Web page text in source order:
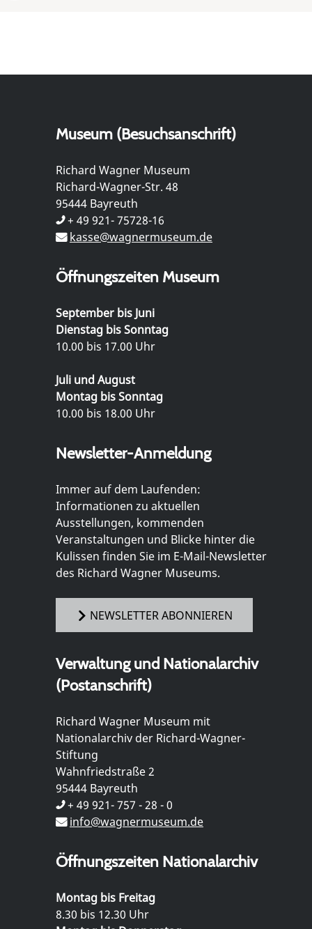
Museum (Besuchsanschrift)
Richard Wagner Museum
Richard-Wagner-Str. 48
95444 Bayreuth
+ 49 921- 75728-16
kasse@wagnermuseum.de
Öffnungszeiten Museum
September bis Juni
Dienstag bis Sonntag
10.00 bis 17.00 Uhr
Juli und August
Montag bis Sonntag
10.00 bis 18.00 Uhr
Newsletter-Anmeldung
Immer auf dem Laufenden:
Informationen zu aktuellen
Ausstellungen, kommenden
Veranstaltungen und Blicke hinter die
Kulissen finden Sie im E-Mail-Newsletter
des Richard Wagner Museums.
NEWSLETTER ABONNIEREN
Verwaltung und Nationalarchiv
(Postanschrift)
Richard Wagner Museum mit
Nationalarchiv der Richard-Wagner-
Stiftung
Wahnfriedstraße 2
95444 Bayreuth
+ 49 921- 757 - 28 - 0
info@wagnermuseum.de
Öffnungszeiten Nationalarchiv
Montag bis Freitag
8.30 bis 12.30 Uhr